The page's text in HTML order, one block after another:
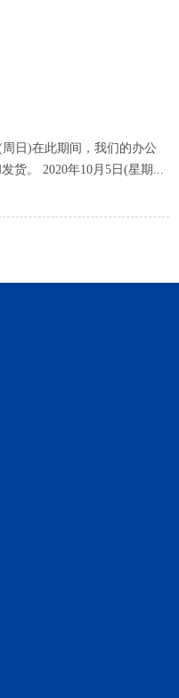
周日)在此期间，我们的办公
货。 2020年10月5日(星期...